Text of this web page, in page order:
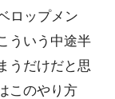
ロップメン
ういう中途半
うだけだと思
このやり方